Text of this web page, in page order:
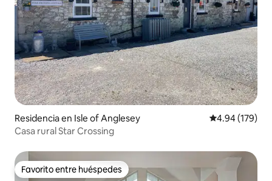
Residencia en Isle of Anglesey Calificación
4.94 (179)
Casa rural Star Crossing
Favorito entre huéspedes
Favorito entre huéspedes